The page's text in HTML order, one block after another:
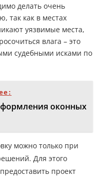
делать очень
так как в местах
уязвимые места,
влага – это
судебными исками по
оконных
можно только при
Для этого
проект